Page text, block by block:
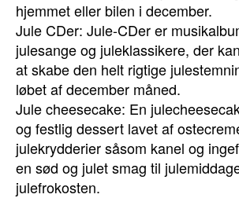
hjemmet eller bilen i december.
Jule CDer: Jule-CDer er
julesange og juleklassikere, der
at skabe den helt rigtige
løbet af december måned.
Jule cheesecake: En
og festlig dessert lavet af
julekrydderier såsom kanel og
en sød og julet smag til
julefrokosten.